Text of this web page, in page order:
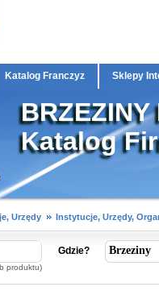
Katalog Franczyz Sklepy
Katalog
Urzędy Instytucje, Urzędy,
produktu)
Gdzie?